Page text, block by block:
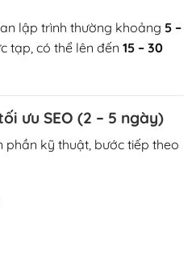
lập trình thường khoảng 5 –
tạp, có thể lên đến 15 – 30
ưu SEO (2 – 5 ngày)
phần kỹ thuật, bước tiếp theo